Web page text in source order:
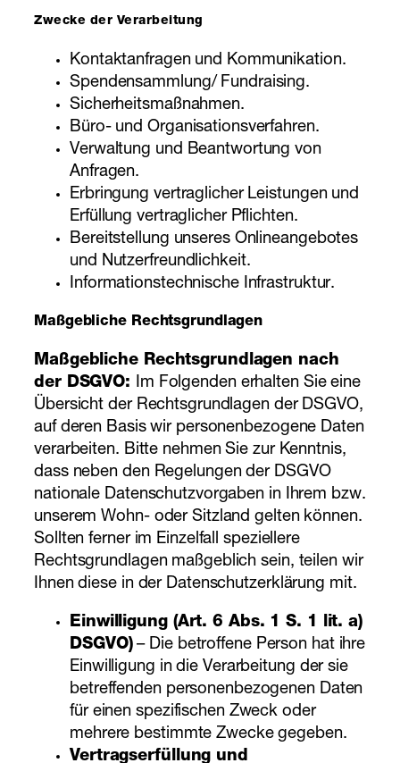
Zwecke der Verarbeitung
Kontaktanfragen und Kommunikation.
Spendensammlung/ Fundraising.
Sicherheitsmaßnahmen.
Büro- und Organisationsverfahren.
Verwaltung und Beantwortung von
Anfragen.
Erbringung vertraglicher Leistungen und
Erfüllung vertraglicher Pflichten.
Bereitstellung unseres Onlineangebotes
und Nutzerfreundlichkeit.
Informationstechnische Infrastruktur.
Maßgebliche Rechtsgrundlagen
Maßgebliche Rechtsgrundlagen nach
der DSGVO: Im Folgenden erhalten Sie eine
Übersicht der Rechtsgrundlagen der DSGVO,
auf deren Basis wir personenbezogene Daten
verarbeiten. Bitte nehmen Sie zur Kenntnis,
dass neben den Regelungen der DSGVO
nationale Datenschutzvorgaben in Ihrem bzw.
unserem Wohn- oder Sitzland gelten können.
Sollten ferner im Einzelfall speziellere
Rechtsgrundlagen maßgeblich sein, teilen wir
Ihnen diese in der Datenschutzerklärung mit.
Einwilligung (Art. 6 Abs. 1 S. 1 lit. a)
DSGVO)– Die betroffene Person hat ihre
Einwilligung in die Verarbeitung der sie
betreffenden personenbezogenen Daten
für einen spezifischen Zweck oder
mehrere bestimmte Zwecke gegeben.
Vertragserfüllung und